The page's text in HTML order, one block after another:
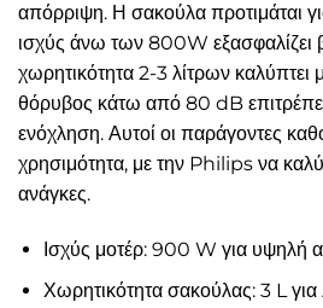
απόρριψη. Η σακούλα προτιμάται
ισχύς άνω των 800W εξασφαλίζει
χωρητικότητα 2-3 λίτρων καλύπτει
θόρυβος κάτω από 80 dB
ενόχληση. Αυτοί οι παράγοντες
χρησιμότητα, με την Philips να
ανάγκες.
Ισχύς μοτέρ: 900 W για υψηλή
Χωρητικότητα σακούλας: 3 L για